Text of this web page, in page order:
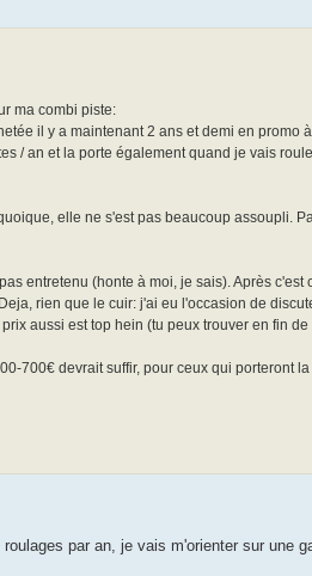
ma combi piste:
il y a maintenant 2 ans et demi en promo
/ an et la porte également quand je vais
elle ne s'est pas beaucoup assoupli.
entretenu (honte à moi, je sais). Après
rien que le cuir: j'ai eu l'occasion de
aussi est top hein (tu peux trouver en fin
700€ devrait suffir, pour ceux qui porteront
par an, je vais m'orienter sur une